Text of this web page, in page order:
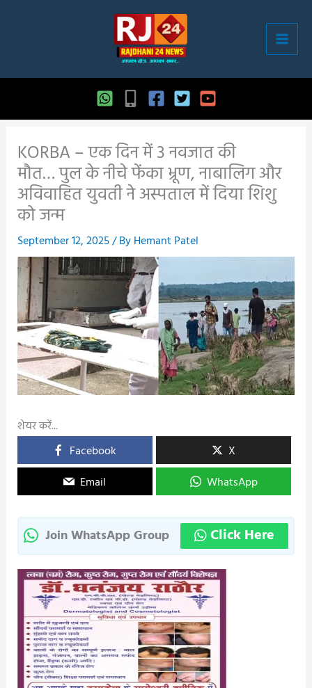
KORBA – एक दिन में 3 नवजात की
मौत… पुल के नीचे फेंका भ्रूण, नाबालिग और
अविवाहित युवती ने अस्पताल में दिया शिशु
को जन्म
September 12, 2025/ ByHemant Patel
शेयर करें...
Facebook
X
Email
WhatsApp
Join WhatsApp Group Click Here